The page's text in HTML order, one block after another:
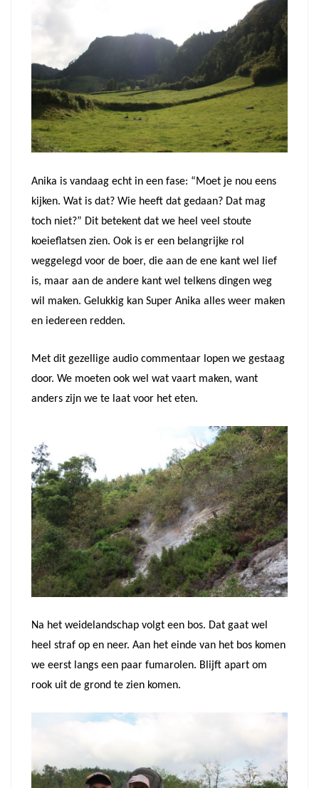
Anika is vandaag echt in een fase: “Moet je nou eens
kijken. Wat is dat? Wie heeft dat gedaan? Dat mag
toch niet?” Dit betekent dat we heel veel stoute
koeieflatsen zien. Ook is er een belangrijke rol
weggelegd voor de boer, die aan de ene kant wel lief
is, maar aan de andere kant wel telkens dingen weg
wil maken. Gelukkig kan Super Anika alles weer maken
en iedereen redden.
Met dit gezellige audio commentaar lopen we gestaag
door. We moeten ook wel wat vaart maken, want
anders zijn we te laat voor het eten.
Na het weidelandschap volgt een bos. Dat gaat wel
heel straf op en neer. Aan het einde van het bos komen
we eerst langs een paar fumarolen. Blijft apart om
rook uit de grond te zien komen.